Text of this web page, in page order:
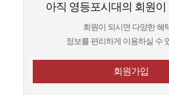
아직 영등포시대의 회원
회원이 되시면 다양한 혜
정보를 편리하게 이용하실 수
회원가입